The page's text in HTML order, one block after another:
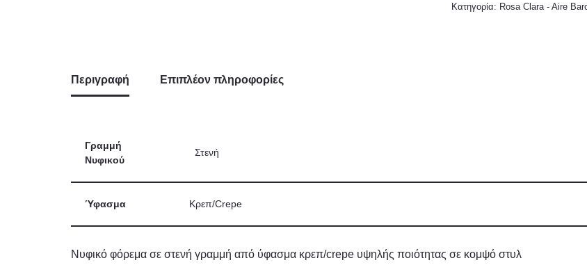
Κατηγορία: Rosa Clara - Aire
Περιγραφή Επιπλέον πληροφορίες
Γραμμή
Νυφικού
Στενή
Ύφασμα Κρεπ/Crepe
Νυφικό φόρεμα σε στενή γραμμή από ύφασμα κρεπ/crepe υψηλής ποιότητας σε κομψό στυλ